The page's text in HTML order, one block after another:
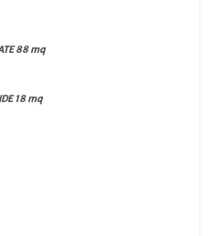
88 mq
18 mq